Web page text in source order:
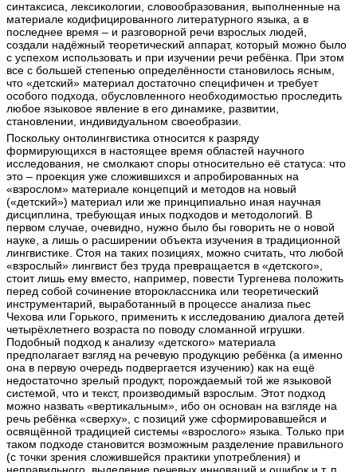
синтаксиса, лексикологии, словообразования, выполненные на
материале кодифицированного литературного языка, а в
последнее время – и разговорной речи взрослых людей,
создали надёжный теоретический аппарат, который можно было
с успехом использовать и при изучении речи ребёнка. При этом
все с большей степенью определённости становилось ясным,
что «детский» материал достаточно специфичен и требует
особого подхода, обусловленного необходимостью проследить
любое языковое явление в его динамике, развитии,
становлении, индивидуальном своеобразии.
Поскольку онтолингвистика относится к разряду
формирующихся в настоящее время областей научного
исследования, не смолкают споры относительно её статуса: что
это – проекция уже сложившихся и апробированных на
«взрослом» материале концепций и методов на новый
(«детский») материал или же принципиально иная научная
дисциплина, требующая иных подходов и методологий. В
первом случае, очевидно, нужно было бы говорить не о новой
науке, а лишь о расширении объекта изучения в традиционной
лингвистике. Стоя на таких позициях, можно считать, что любой
«взрослый» лингвист без труда превращается в «детского»,
стоит лишь ему вместо, например, повести Тургенева положить
перед собой сочинение второклассника или теоретический
инструментарий, выработанный в процессе анализа пьес
Чехова или Горького, применить к исследованию диалога детей
четырёхлетнего возраста по поводу сломанной игрушки.
Подобный подход к анализу «детского» материала
предполагает взгляд на речевую продукцию ребёнка (а именно
она в первую очередь подвергается изучению) как на ещё
недостаточно зрелый продукт, порождаемый той же языковой
системой, что и текст, производимый взрослым. Этот подход
можно назвать «вертикальным», ибо он основан на взгляде на
речь ребёнка «сверху», с позиций уже сформировавшейся и
освящённой традицией системы «взрослого» языка. Только при
таком подходе становится возможным разделение правильного
(с точки зрения сложившейся практики употребления) и